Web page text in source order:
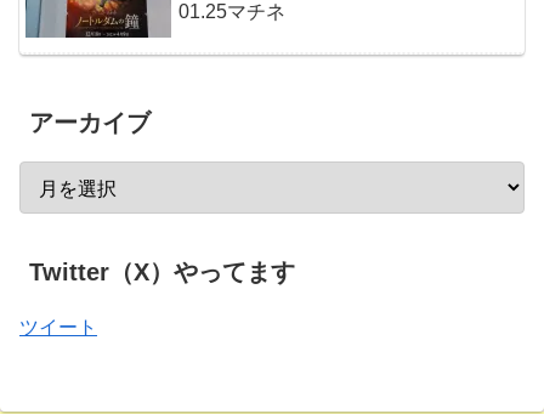
01.25マチネ
アーカイブ
Twitter（X）やってます
ツイート